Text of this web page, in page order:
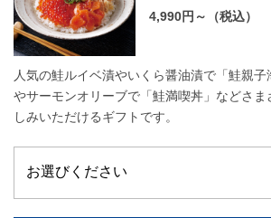
4,990円～（税込）
人気の鮭ルイベ漬やいくら醤油漬で「鮭親子
やサーモンオリーブで「鮭満喫丼」などさま
しみいただけるギフトです。